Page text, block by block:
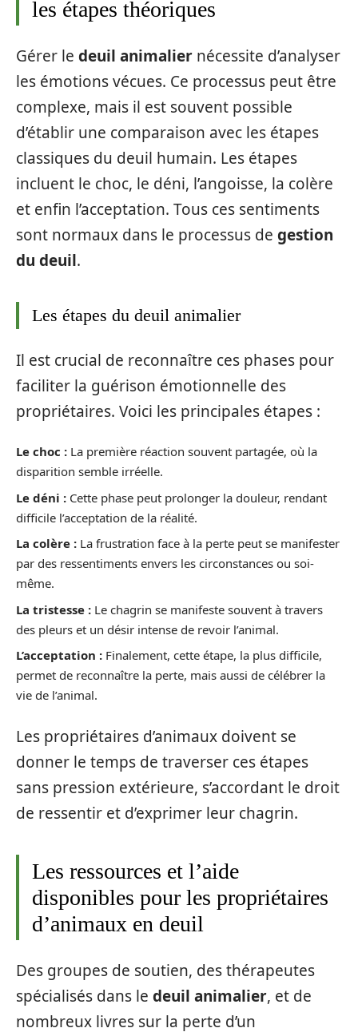
les étapes théoriques
Gérer le deuil animalier nécessite d’analyser
les émotions vécues. Ce processus peut être
complexe, mais il est souvent possible
d’établir une comparaison avec les étapes
classiques du deuil humain. Les étapes
incluent le choc, le déni, l’angoisse, la colère
et enfin l’acceptation. Tous ces sentiments
sont normaux dans le processus de gestion
du deuil.
Les étapes du deuil animalier
Il est crucial de reconnaître ces phases pour
faciliter la guérison émotionnelle des
propriétaires. Voici les principales étapes :
Le choc : La première réaction souvent partagée, où la
disparition semble irréelle.
Le déni : Cette phase peut prolonger la douleur, rendant
difficile l’acceptation de la réalité.
La colère : La frustration face à la perte peut se manifester
par des ressentiments envers les circonstances ou soi-
même.
La tristesse : Le chagrin se manifeste souvent à travers
des pleurs et un désir intense de revoir l’animal.
L’acceptation : Finalement, cette étape, la plus difficile,
permet de reconnaître la perte, mais aussi de célébrer la
vie de l’animal.
Les propriétaires d’animaux doivent se
donner le temps de traverser ces étapes
sans pression extérieure, s’accordant le droit
de ressentir et d’exprimer leur chagrin.
Les ressources et l’aide
disponibles pour les propriétaires
d’animaux en deuil
Des groupes de soutien, des thérapeutes
spécialisés dans le deuil animalier, et de
nombreux livres sur la perte d’un